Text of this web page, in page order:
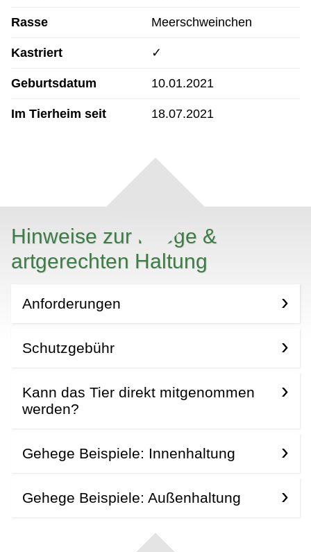
Rasse Meerschweinchen
Kastriert ✓
Geburtsdatum 10.01.2021
Im Tierheim seit 18.07.2021
Hinweise zur Pflege &
artgerechten Haltung
Anforderungen
Schutzgebühr
Kann das Tier direkt mitgenommen
werden?
Gehege Beispiele: Innenhaltung
Gehege Beispiele: Außenhaltung